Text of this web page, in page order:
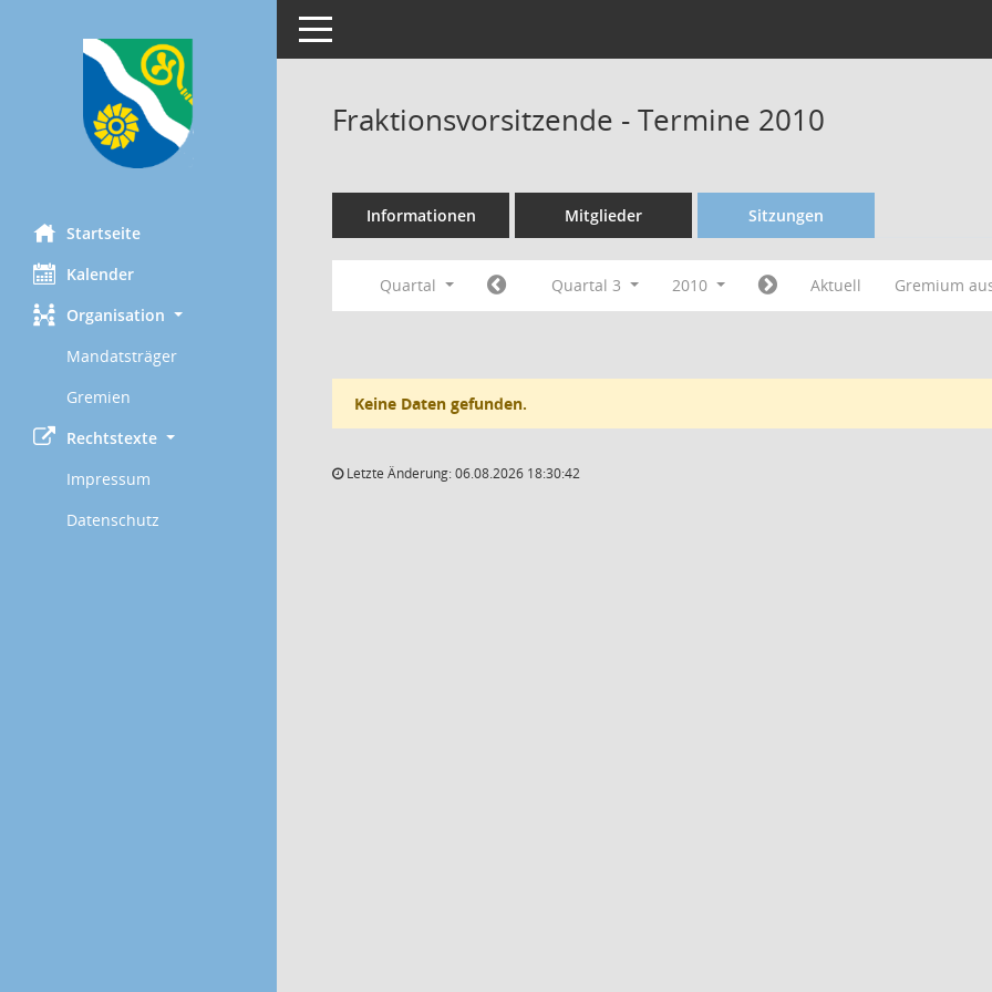
Startseite
Kalender
Organisation
Mandatsträger
Gremien
Rechtstexte
Impressum
Datenschutz
Toggle navigation
Fraktionsvorsitzende - Termine 2010
Informationen Mitglieder Sitzungen
Quartal Quartal 3 2010 Aktuell Gremium
Keine Daten gefunden.
Letzte Änderung: 06.08.2026 18:30:42